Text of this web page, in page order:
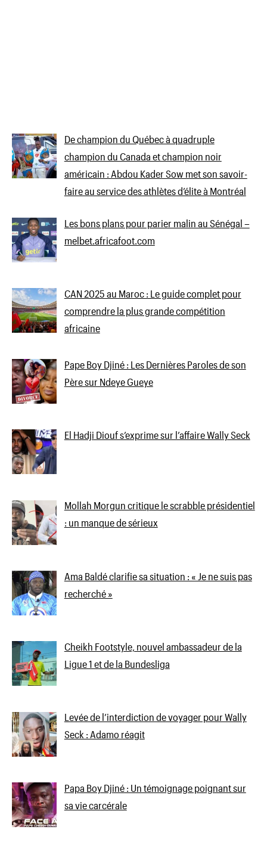
De champion du Québec à quadruple
champion du Canada et champion noir
américain : Abdou Kader Sow met son savoir-
faire au service des athlètes d’élite à Montréal
Les bons plans pour parier malin au Sénégal –
melbet.africafoot.com
CAN 2025 au Maroc : Le guide complet pour
comprendre la plus grande compétition
africaine
Pape Boy Djiné : Les Dernières Paroles de son
Père sur Ndeye Gueye
El Hadji Diouf s’exprime sur l’affaire Wally Seck
Mollah Morgun critique le scrabble présidentiel
: un manque de sérieux
Ama Baldé clarifie sa situation : « Je ne suis pas
recherché »
Cheikh Footstyle, nouvel ambassadeur de la
Ligue 1 et de la Bundesliga
Levée de l’interdiction de voyager pour Wally
Seck : Adamo réagit
Papa Boy Djiné : Un témoignage poignant sur
sa vie carcérale